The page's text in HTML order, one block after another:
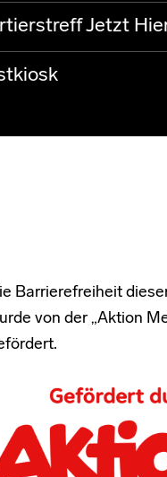
Jetzt
Barrierefreiheit
von der „Aktion